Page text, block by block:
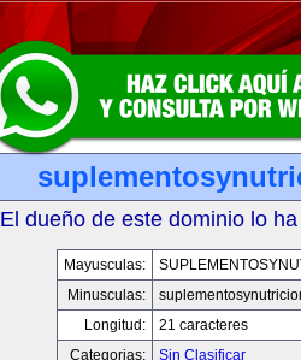
El dueño de este dominio lo
Mayusculas:
Minusculas:
Longitud:
21 caracteres
Categorias:
Sin Clasificar